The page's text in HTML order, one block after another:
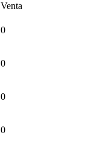
Venta
0
0
0
0